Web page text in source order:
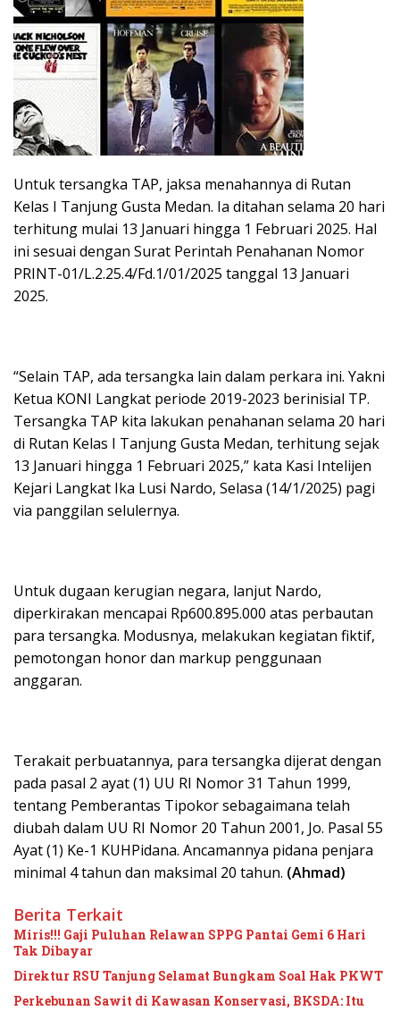
Untuk tersangka TAP, jaksa menahannya di Rutan
Kelas I Tanjung Gusta Medan. Ia ditahan selama 20 hari
terhitung mulai 13 Januari hingga 1 Februari 2025. Hal
ini sesuai dengan Surat Perintah Penahanan Nomor
PRINT-01/L.2.25.4/Fd.1/01/2025 tanggal 13 Januari
2025.
“Selain TAP, ada tersangka lain dalam perkara ini. Yakni
Ketua KONI Langkat periode 2019-2023 berinisial TP.
Tersangka TAP kita lakukan penahanan selama 20 hari
di Rutan Kelas I Tanjung Gusta Medan, terhitung sejak
13 Januari hingga 1 Februari 2025,” kata Kasi Intelijen
Kejari Langkat Ika Lusi Nardo, Selasa (14/1/2025) pagi
via panggilan selulernya.
Untuk dugaan kerugian negara, lanjut Nardo,
diperkirakan mencapai Rp600.895.000 atas perbautan
para tersangka. Modusnya, melakukan kegiatan fiktif,
pemotongan honor dan markup penggunaan
anggaran.
Terakait perbuatannya, para tersangka dijerat dengan
pada pasal 2 ayat (1) UU RI Nomor 31 Tahun 1999,
tentang Pemberantas Tipokor sebagaimana telah
diubah dalam UU RI Nomor 20 Tahun 2001, Jo. Pasal 55
Ayat (1) Ke-1 KUHPidana. Ancamannya pidana penjara
minimal 4 tahun dan maksimal 20 tahun. (Ahmad)
Berita Terkait
Miris!!! Gaji Puluhan Relawan SPPG Pantai Gemi 6 Hari
Tak Dibayar
Direktur RSU Tanjung Selamat Bungkam Soal Hak PKWT
Perkebunan Sawit di Kawasan Konservasi, BKSDA: Itu